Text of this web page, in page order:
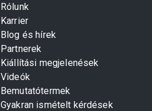
Rólunk
Karrier
Blog és hírek
Partnerek
Kiállítási megjelenések
Videók
Bemutatótermek
Gyakran ismételt kérdések